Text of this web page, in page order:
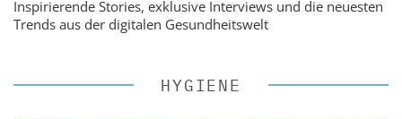
Inspirierende Stories, exklusive Interviews und die neuesten
Trends aus der digitalen Gesundheitswelt
HYGIENE